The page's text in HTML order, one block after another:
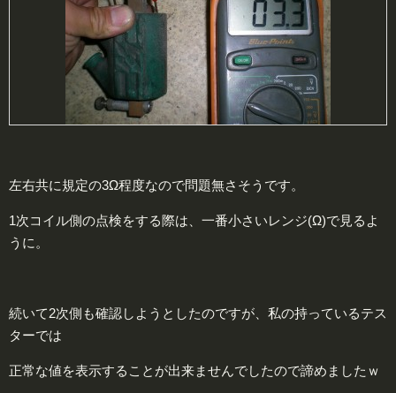
左右共に規定の3Ω程度なので問題無さそうです。
1次コイル側の点検をする際は、一番小さいレンジ(Ω)で見るよ
うに。
続いて2次側も確認しようとしたのですが、私の持っているテス
ターでは
正常な値を表示することが出来ませんでしたので諦めましたｗ